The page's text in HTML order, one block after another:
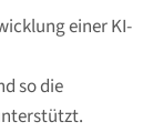
einer KI-
so die